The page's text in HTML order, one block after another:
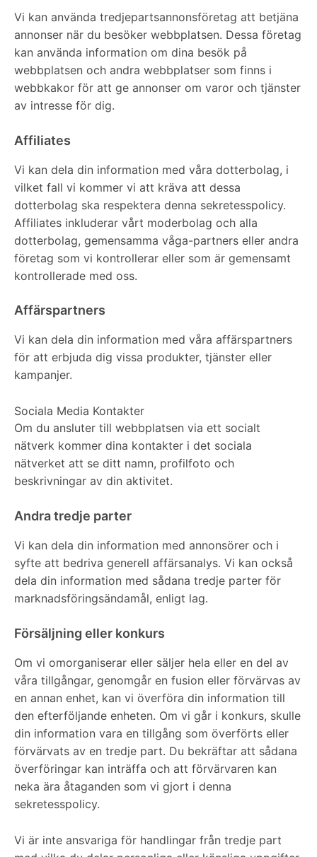
Vi kan använda tredjepartsannonsföretag att betjäna
annonser när du besöker webbplatsen. Dessa företag
kan använda information om dina besök på
webbplatsen och andra webbplatser som finns i
webbkakor för att ge annonser om varor och tjänster
av intresse för dig.
Affiliates
Vi kan dela din information med våra dotterbolag, i
vilket fall vi kommer vi att kräva att dessa
dotterbolag ska respektera denna sekretesspolicy.
Affiliates inkluderar vårt moderbolag och alla
dotterbolag, gemensamma våga-partners eller andra
företag som vi kontrollerar eller som är gemensamt
kontrollerade med oss.
Affärspartners
Vi kan dela din information med våra affärspartners
för att erbjuda dig vissa produkter, tjänster eller
kampanjer.
Sociala Media Kontakter
Om du ansluter till webbplatsen via ett socialt
nätverk kommer dina kontakter i det sociala
nätverket att se ditt namn, profilfoto och
beskrivningar av din aktivitet.
Andra tredje parter
Vi kan dela din information med annonsörer och i
syfte att bedriva generell affärsanalys. Vi kan också
dela din information med sådana tredje parter för
marknadsföringsändamål, enligt lag.
Försäljning eller konkurs
Om vi omorganiserar eller säljer hela eller en del av
våra tillgångar, genomgår en fusion eller förvärvas av
en annan enhet, kan vi överföra din information till
den efterföljande enheten. Om vi går i konkurs, skulle
din information vara en tillgång som överförts eller
förvärvats av en tredje part. Du bekräftar att sådana
överföringar kan inträffa och att förvärvaren kan
neka ära åtaganden som vi gjort i denna
sekretesspolicy.
Vi är inte ansvariga för handlingar från tredje part